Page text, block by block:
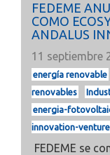
FEDEME
COMO
ANDALUS
11 septiembre
energía renovable
renovables
energia-
innovation-venture
FEDEME se